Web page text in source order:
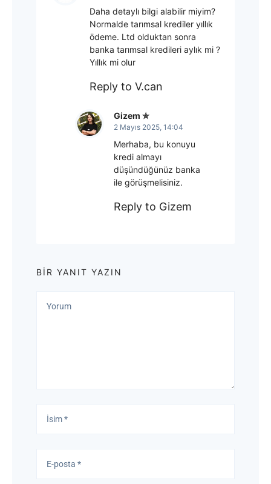
Daha detaylı bilgi alabilir miyim?
Normalde tarımsal krediler yıllık
ödeme. Ltd olduktan sonra
banka tarımsal kredileri aylık mi ?
Yıllık mi olur
Reply to V.can
Gizem
2 Mayıs 2025, 14:04
Merhaba, bu konuyu
kredi almayı
düşündüğünüz banka
ile görüşmelisiniz.
Reply to Gizem
BIR YANIT YAZIN